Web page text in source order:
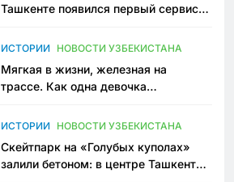
Ташкенте появился первый сервис
ИСТОРИИ НОВОСТИ УЗБЕКИСТАНА
Мягкая в жизни, железная на
трассе. Как одна девочка
Узбекистане
ИСТОРИИ НОВОСТИ УЗБЕКИСТАНА
Скейтпарк на «Голубых куполах»
залили бетоном: в центре Ташкента